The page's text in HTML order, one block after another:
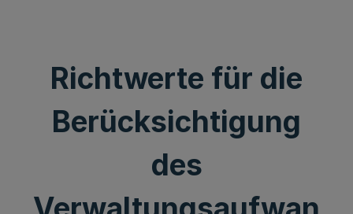
Richtwerte für die
Berücksichtigung
des